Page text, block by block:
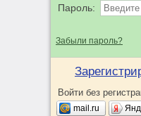
Пароль:
Забыли пароль?
Войти без
mail.ru